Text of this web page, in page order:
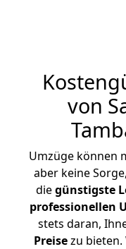
von
Umzüge können
aber keine
diegünstigste
professionellen
stets daran,
Preisezu bieten.